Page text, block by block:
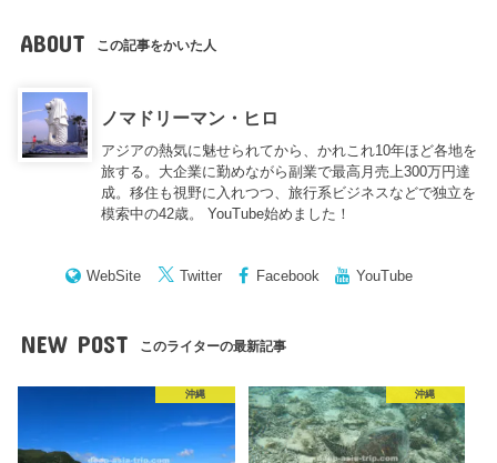
ABOUT この記事をかいた人
ノマドリーマン・ヒロ
アジアの熱気に魅せられてから、かれこれ10年ほど各地を
旅する。大企業に勤めながら副業で最高月売上300万円達
成。移住も視野に入れつつ、旅行系ビジネスなどで独立を
模索中の42歳。 YouTube始めました！
WebSite Twitter Facebook YouTube
NEW POST このライターの最新記事
沖縄 沖縄